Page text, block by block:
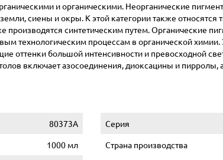
и органическими. Неорганические
сиены и окры. К этой категории также
производятся синтетическим путем. Органические
технологическим процессам в органической
оттенки большой интенсивности и превосходной
включает азосоединения, диоксацины и пирролы,
80373A
1000 мл
Серия
Страна производства